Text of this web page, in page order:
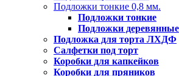
Подложки тонкие 0,8 мм.
Подложки тонкие
Подложки деревянные
Подложка для торта ЛХДФ
Салфетки под торт
Коробки для капкейков
Коробки для пряников